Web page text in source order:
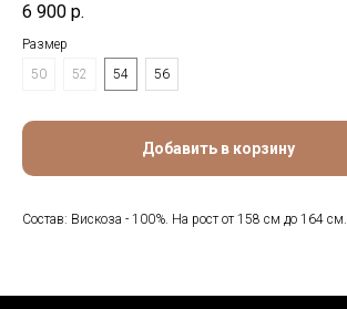
6 900 р.
Размер
50
52 54 56
Добавить в корзину
Состав: Вискоза - 100%. На рост от 158 см до 164 см.